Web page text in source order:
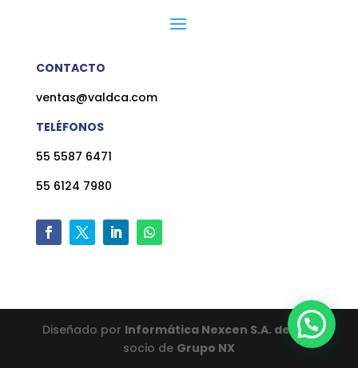
CONTACTO
ventas@valdca.com
TELÉFONOS
55 5587 6471
55 6124 7980
Diseñado por Informática Nexcen S.A. de C.V.
socio de Grupo NX